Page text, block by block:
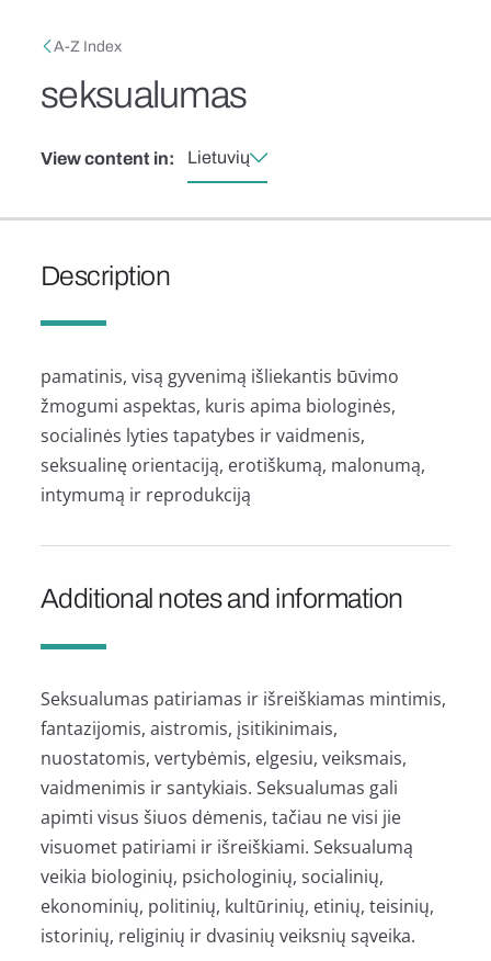
Breadcrumb
A-Z Index
seksualumas
View content in: Lietuvių
Description
pamatinis, visą gyvenimą išliekantis būvimo
žmogumi aspektas, kuris apima biologinės,
socialinės lyties tapatybes ir vaidmenis,
seksualinę orientaciją, erotiškumą, malonumą,
intymumą ir reprodukciją
Additional notes and information
Seksualumas patiriamas ir išreiškiamas mintimis,
fantazijomis, aistromis, įsitikinimais,
nuostatomis, vertybėmis, elgesiu, veiksmais,
vaidmenimis ir santykiais. Seksualumas gali
apimti visus šiuos dėmenis, tačiau ne visi jie
visuomet patiriami ir išreiškiami. Seksualumą
veikia biologinių, psichologinių, socialinių,
ekonominių, politinių, kultūrinių, etinių, teisinių,
istorinių, religinių ir dvasinių veiksnių sąveika.